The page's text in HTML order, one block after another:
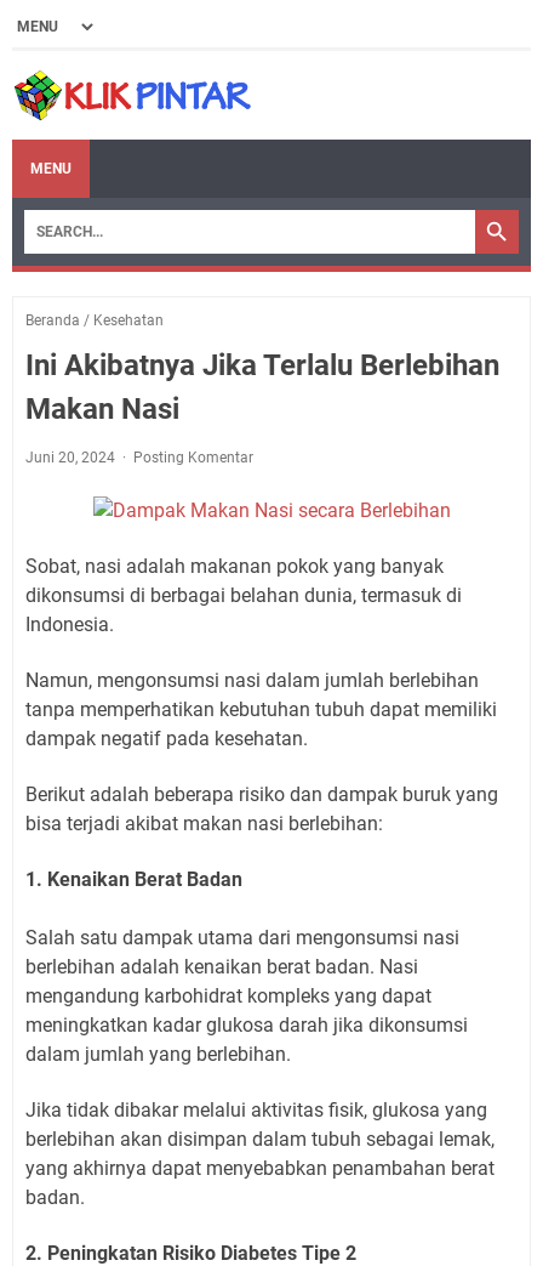
MENU
Beranda / Kesehatan
Ini Akibatnya Jika Terlalu Berlebihan
Makan Nasi
Juni 20, 2024 Posting Komentar
Sobat, nasi adalah makanan pokok yang banyak
dikonsumsi di berbagai belahan dunia, termasuk di
Indonesia.
Namun, mengonsumsi nasi dalam jumlah berlebihan
tanpa memperhatikan kebutuhan tubuh dapat memiliki
dampak negatif pada kesehatan.
Berikut adalah beberapa risiko dan dampak buruk yang
bisa terjadi akibat makan nasi berlebihan:
1. Kenaikan Berat Badan
Salah satu dampak utama dari mengonsumsi nasi
berlebihan adalah kenaikan berat badan. Nasi
mengandung karbohidrat kompleks yang dapat
meningkatkan kadar glukosa darah jika dikonsumsi
dalam jumlah yang berlebihan.
Jika tidak dibakar melalui aktivitas fisik, glukosa yang
berlebihan akan disimpan dalam tubuh sebagai lemak,
yang akhirnya dapat menyebabkan penambahan berat
badan.
2. Peningkatan Risiko Diabetes Tipe 2